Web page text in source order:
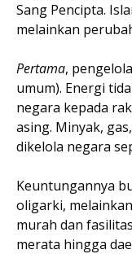
Sang Pencipta.
melainkan
Pertama,
umum). Energi
negara kepada
asing. Minyak,
dikelola negara
Keuntungannya
oligarki,
murah dan
merata hingga